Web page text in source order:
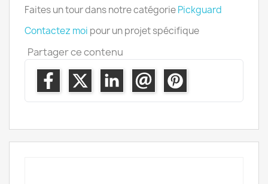
Faites un tour dans notre catégoriePickguard
Contactez moi pour un projet spécifique
Partager ce contenu